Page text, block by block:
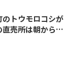
のトウモロコシが
売所は朝から長